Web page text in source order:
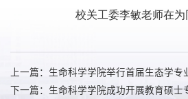
校关工委李敏老师在为
上一篇：生命科学学院举行首届生态学
下一篇：生命科学学院成功开展教育硕士